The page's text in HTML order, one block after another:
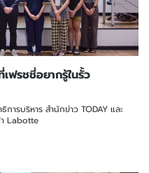
ฟรชชี่อยากรู้ในรั้ว
รบริหาร สำนักข่าว TODAY และ
Labotte